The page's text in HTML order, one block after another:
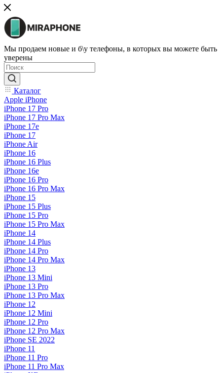
Мы продаем новые и б\у телефоны, в которых вы можете быть
уверены
Каталог
Apple iPhone
iPhone 17 Pro
iPhone 17 Pro Max
iPhone 17e
iPhone 17
iPhone Air
iPhone 16
iPhone 16 Plus
iPhone 16e
iPhone 16 Pro
iPhone 16 Pro Max
iPhone 15
iPhone 15 Plus
iPhone 15 Pro
iPhone 15 Pro Max
iPhone 14
iPhone 14 Plus
iPhone 14 Pro
iPhone 14 Pro Max
iPhone 13
iPhone 13 Mini
iPhone 13 Pro
iPhone 13 Pro Max
iPhone 12
iPhone 12 Mini
iPhone 12 Pro
iPhone 12 Pro Max
iPhone SE 2022
iPhone 11
iPhone 11 Pro
iPhone 11 Pro Max